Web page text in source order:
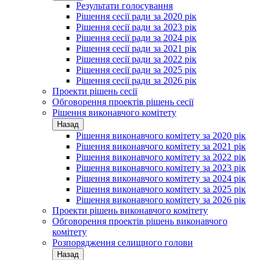
Результати голосування
Рішення сесії ради за 2020 рік
Рішення сесії ради за 2023 рік
Рішення сесії ради за 2024 рік
Рішення сесії ради за 2021 рік
Рішення сесії ради за 2022 рік
Рішення сесії ради за 2025 рік
Рішення сесії ради за 2026 рік
Проекти рішень сесії
Обговорення проектів рішень сесії
Рішення виконавчого комітету
Назад
Рішення виконавчого комітету за 2020 рік
Рішення виконавчого комітету за 2021 рік
Рішення виконавчого комітету за 2022 рік
Рішення виконавчого комітету за 2023 рік
Рішення виконавчого комітету за 2024 рік
Рішення виконавчого комітету за 2025 рік
Рішення виконавчого комітету за 2026 рік
Проекти рішень виконавчого комітету
Обговорення проектів рішень виконавчого
комітету
Розпорядження селищного голови
Назад